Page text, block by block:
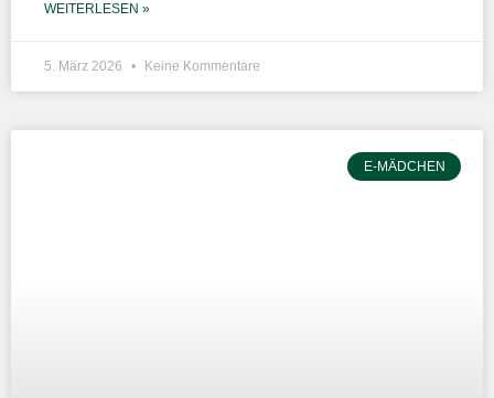
WEITERLESEN »
5. März 2026 Keine Kommentare
E-MÄDCHEN